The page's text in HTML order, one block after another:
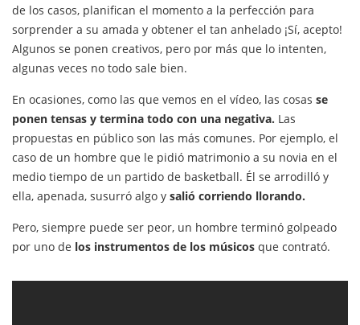
de los casos, planifican el momento a la perfección para
sorprender a su amada y obtener el tan anhelado ¡Sí, acepto!
Algunos se ponen creativos, pero por más que lo intenten,
algunas veces no todo sale bien.
En ocasiones, como las que vemos en el vídeo, las cosas se
ponen tensas y termina todo con una negativa. Las
propuestas en público son las más comunes. Por ejemplo, el
caso de un hombre que le pidió matrimonio a su novia en el
medio tiempo de un partido de basketball. Él se arrodilló y
ella, apenada, susurró algo y salió corriendo llorando.
Pero, siempre puede ser peor, un hombre terminó golpeado
por uno de los instrumentos de los músicos que contrató.